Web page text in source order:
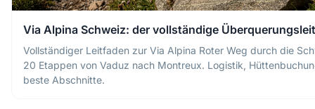
Via Alpina Schweiz: der vollständige
Vollständiger Leitfaden zur Via Alpina Roter Weg durch die
20 Etappen von Vaduz nach Montreux. Logistik,
beste Abschnitte.